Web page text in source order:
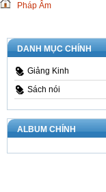
Pháp Âm
DANH MỤC CHÍNH
Giảng Kinh
Sách nói
ALBUM CHÍNH